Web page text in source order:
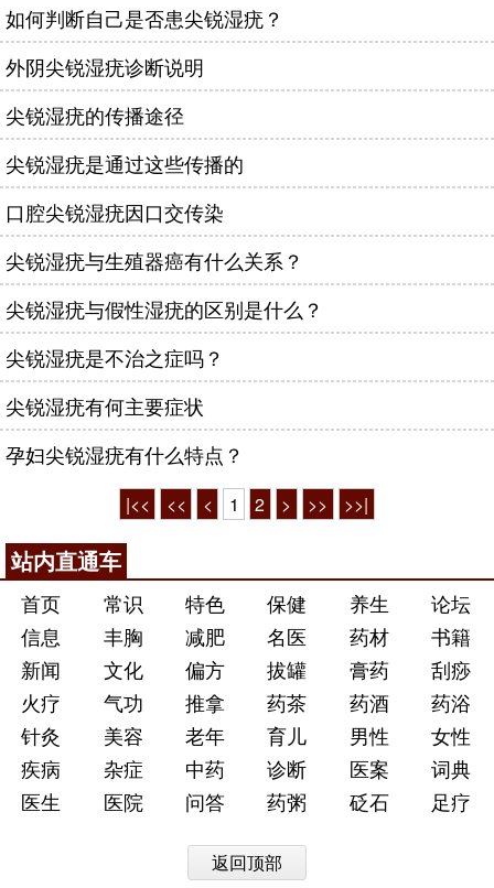
如何判断自己是否患尖锐湿疣？
外阴尖锐湿疣诊断说明
尖锐湿疣的传播途径
尖锐湿疣是通过这些传播的
口腔尖锐湿疣因口交传染
尖锐湿疣与生殖器癌有什么关系？
尖锐湿疣与假性湿疣的区别是什么？
尖锐湿疣是不治之症吗？
尖锐湿疣有何主要症状
孕妇尖锐湿疣有什么特点？
|<< << < 1 2 > >> >>|
站内直通车
首页 常识 特色 保健 养生
论坛
信息
丰胸 减肥 名医 药材
书籍
新闻
文化 偏方 拔罐 膏药
刮痧
火疗
气功 推拿 药茶 药酒
药浴
针灸
美容 老年 育儿 男性
女性
疾病
杂症 中药 诊断 医案
词典
医生
医院 问答 药粥 砭石 足疗
返回顶部